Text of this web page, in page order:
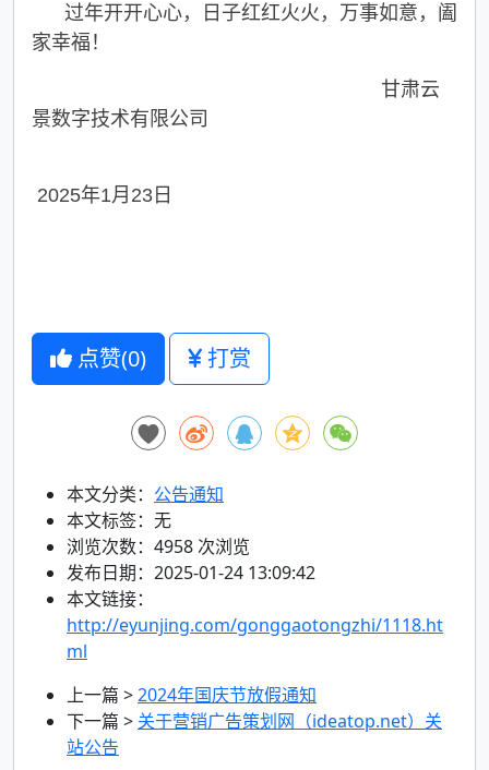
过年开开心心，日子红红火火，万事如意，阖
家幸福！
甘肃云
景数字技术有限公司
2025年1月23日
点赞(0) 打赏
本文分类： 公告通知
本文标签：无
浏览次数： 4958 次浏览
发布日期：2025-01-24 13:09:42
本文链接：
http://eyunjing.com/gonggaotongzhi/1118.ht
ml
上一篇 >2024年国庆节放假通知
下一篇 > 关于营销广告策划网（ideatop.net）关
站公告